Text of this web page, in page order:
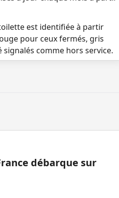
est identifiée à partir
pour ceux fermés, gris
comme hors service.
débarque sur